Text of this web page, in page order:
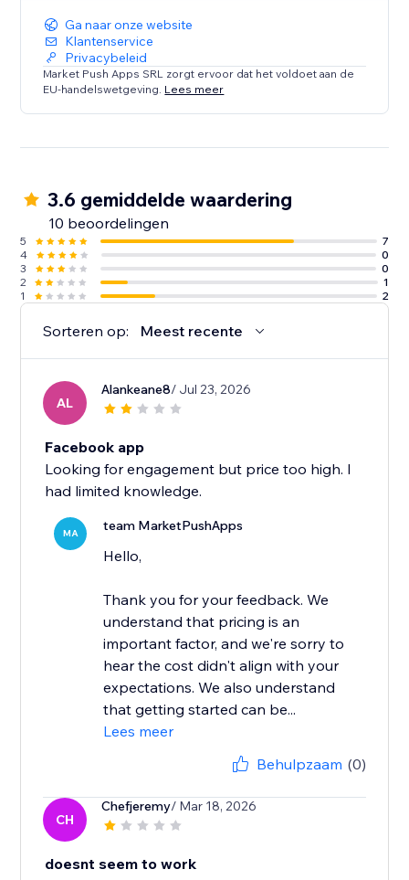
Ga naar onze website
Klantenservice
Privacybeleid
Market Push Apps SRL zorgt ervoor dat het voldoet aan de
EU-handelswetgeving. Lees meer
3.6 gemiddelde waardering
10 beoordelingen
5
7
4
0
3
0
2
1
1
2
Sorteren op: Meest recente
AL
Alankeane8/ Jul 23, 2026
Facebook app
Looking for engagement but price too high. I
had limited knowledge.
MA team MarketPushApps
Hello,
Thank you for your feedback. We
understand that pricing is an
important factor, and we're sorry to
hear the cost didn't align with your
expectations. We also understand
that getting started can be...
Lees meer
Behulpzaam (0)
CH
Chefjeremy/ Mar 18, 2026
doesnt seem to work